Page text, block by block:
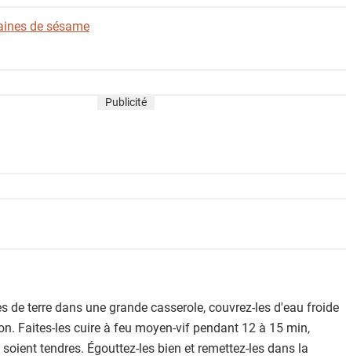
de sésame
Publicité
de terre dans une grande casserole, couvrez-les d'eau froide
Faites-les cuire à feu moyen-vif pendant 12 à 15 min,
tendres. Égouttez-les bien et remettez-les dans la